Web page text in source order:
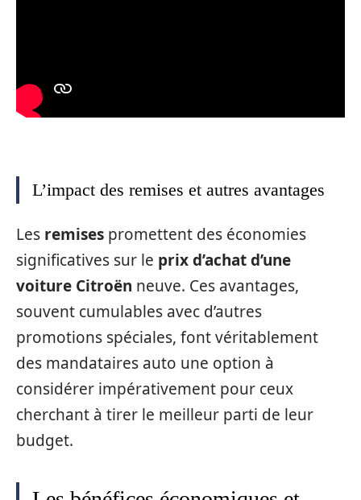
L’impact des remises et autres avantages
Les remises promettent des économies
significatives sur le prix d’achat d’une
voiture Citroën neuve. Ces avantages,
souvent cumulables avec d’autres
promotions spéciales, font véritablement
des mandataires auto une option à
considérer impérativement pour ceux
cherchant à tirer le meilleur parti de leur
budget.